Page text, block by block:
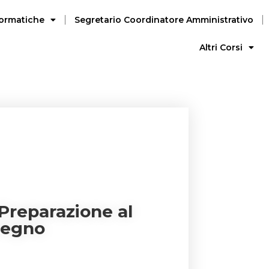
Segretario Coordinatore Amministrativo
Altri Corsi
al